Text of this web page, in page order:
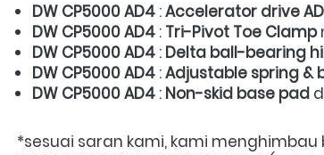
DW CP5000 AD4 : Accelerator drive
DW CP5000 AD4 : Tri-Pivot Toe Clamp
DW CP5000 AD4 : Delta ball-bearing
DW CP5000 AD4 : Adjustable spring &
DW CP5000 AD4 : Non-skid base pad
*sesuai saran kami, kami menghimbau